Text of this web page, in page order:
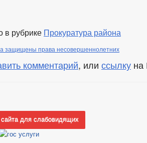
М.М.
в рубрике Прокуратура района
защищены права несовершеннолетних
комментарий, или ссылку на
для слабовидящих